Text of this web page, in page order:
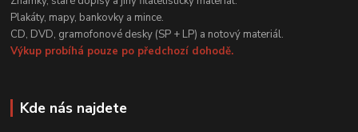
Plakáty, mapy, bankovky a mince.
CD, DVD, gramofonové desky (SP + LP) a notový materiál.
Výkup probíhá pouze po předchozí dohodě.
Kde nás najdete